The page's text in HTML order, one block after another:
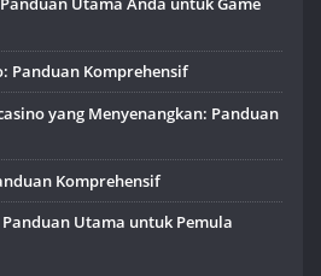
Panduan Komprehensif
yang Menyenangkan: Panduan
Komprehensif
Utama untuk Pemula